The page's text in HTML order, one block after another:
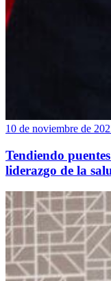
10 de noviembre de
Tendiendo
liderazgo de la